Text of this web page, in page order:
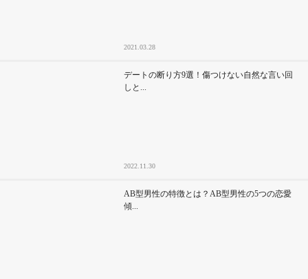
2021.03.28
デートの断り方9選！傷つけない自然な言い回
しと...
2022.11.30
AB型男性の特徴とは？AB型男性の5つの恋愛
傾...